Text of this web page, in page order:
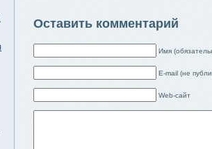
Оставить комментарий
Имя
E-mail (не
Web-сайт